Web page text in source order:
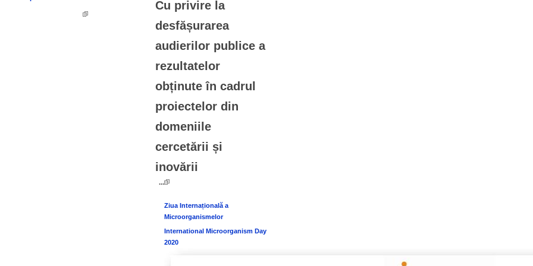
Cu privire la
desfășurarea
audierilor publice a
rezultatelor
obținute în cadrul
proiectelor din
domeniile
cercetării și
inovării
...
Ziua Internațională a
Microorganismelor
International Microorganism Day
2020